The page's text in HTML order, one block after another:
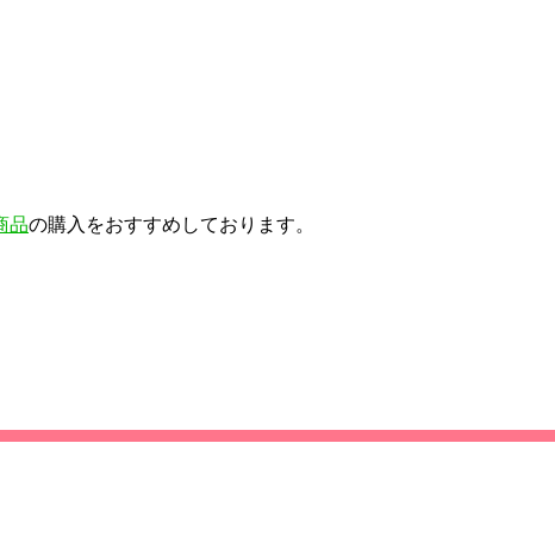
品の購入をおすすめしております。